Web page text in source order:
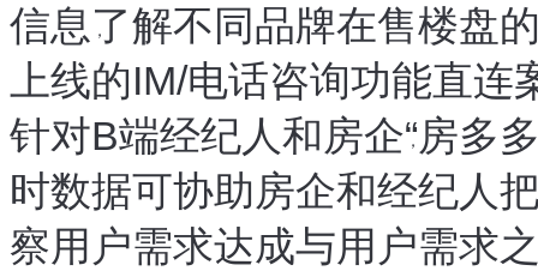
信息了解不同品牌在售楼盘
上线的IM/电话咨询功能直连
针对B端经纪人和房企“房多
时数据可协助房企和经纪人
察用户需求，
达成与用户需求